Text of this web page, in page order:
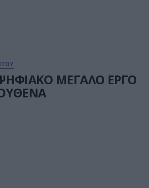
ΜΕΓΑΛΟ ΕΡΓΟ